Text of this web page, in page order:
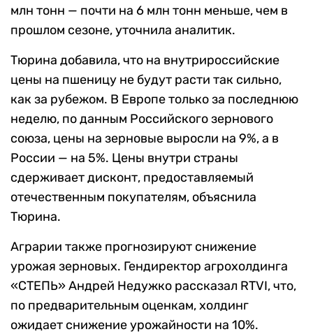
млн тонн — почти на 6 млн тонн меньше, чем в
прошлом сезоне, уточнила аналитик.
Тюрина добавила, что на внутрироссийские
цены на пшеницу не будут расти так сильно,
как за рубежом. В Европе только за последнюю
неделю, по данным Российского зернового
союза, цены на зерновые выросли на 9%, а в
России — на 5%. Цены внутри страны
сдерживает дисконт, предоставляемый
отечественным покупателям, объяснила
Тюрина.
Аграрии также прогнозируют снижение
урожая зерновых. Гендиректор агрохолдинга
«СТЕПЬ» Андрей Недужко рассказал RTVI, что,
по предварительным оценкам, холдинг
ожидает снижение урожайности на 10%.